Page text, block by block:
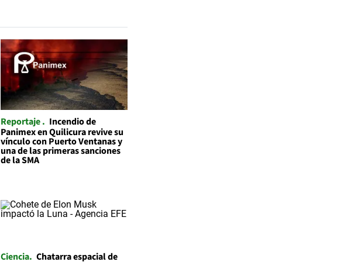
Reportaje
Incendio de
Panimex en Quilicura revive su
vínculo con Puerto Ventanas y
una de las primeras sanciones
de la SMA
Ciencia Chatarra espacial de